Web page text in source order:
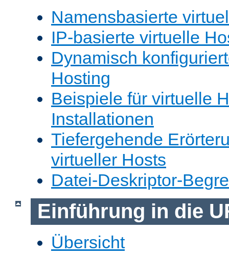
Namensbasierte
IP-basierte virtuelle
Dynamisch
Hosting
Beispiele für virtuelle
Installationen
Tiefergehende
virtueller Hosts
Datei-Deskriptor-
Einführung in die
Übersicht